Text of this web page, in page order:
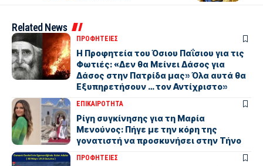
Related News
ΠΡΟΦΗΤΕΙΕΣ
Η Προφητεία του Όσιου Παΐσιου για τις
Φωτιές: «Δεν θα Μείνει Δάσος για
Δάσος στην Πατρίδα μας» Όλα αυτά θα
Εξυπηρετήσουν … τον Αντίχριστο»
ΕΠΙΚΑΙΡΟΤΗΤΑ
Ρίγη συγκίνησης για τη Μαρία
Μενούνος: Πήγε με την κόρη της
γονατιστή να προσκυνήσει στην Τήνο
ΠΡΟΦΗΤΕΙΕΣ